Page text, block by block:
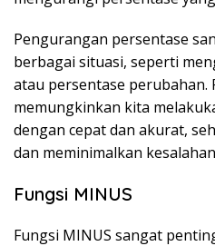
Pengurangan persentase
berbagai situasi, seperti
atau persentase perubahan.
memungkinkan kita
dengan cepat dan akurat,
dan meminimalkan
Fungsi MINUS
Fungsi MINUS sangat